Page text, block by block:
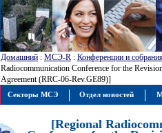
Домашний : МСЭ-R : Конференции и
Radiocommunication Conference for the
Agreement (RRC-06-Rev.GE89)]
[Regional
Секторы МСЭ Отдел новостей